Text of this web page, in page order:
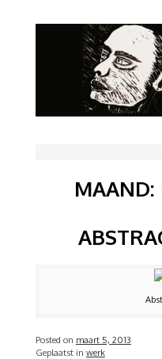
MAAND:
Posted on maart 5, 2013
Geplaatst in werk